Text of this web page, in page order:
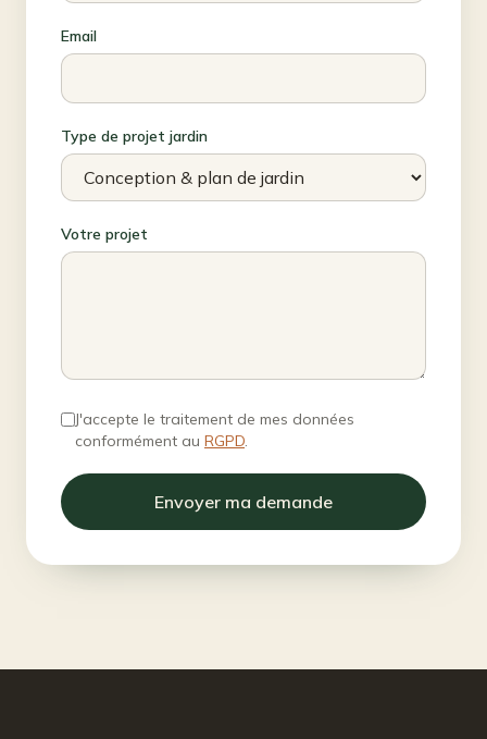
Email
Type de projet jardin
Votre projet
J'accepte le traitement de mes données
conformément au RGPD.
Envoyer ma demande